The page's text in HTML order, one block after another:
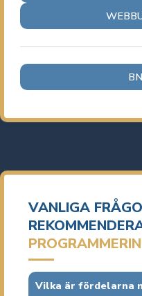
VANLIGA
Vilka är fördelarna